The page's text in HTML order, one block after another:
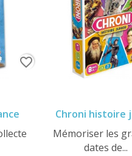
favorite_border
Chroni histoire
Mémoriser les
dates de...